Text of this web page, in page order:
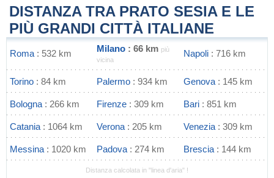
DISTANZA TRA PRATO SESIA E LE
PIÙ GRANDI CITTÀ ITALIANE
Roma : 532 km Milano : 66 km più
vicina
Napoli : 716 km
Torino : 84 km Palermo : 934 km Genova : 145 km
Bologna : 266 km Firenze : 309 km Bari : 851 km
Catania : 1064 km Verona : 205 km Venezia : 309 km
Messina : 1020 km Padova : 274 km Brescia : 144 km
Distanza calcolata in "linea d'aria" !